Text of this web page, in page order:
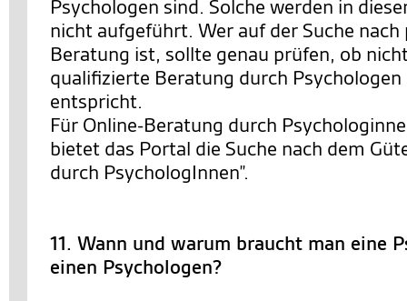
Psychologen sind. Solche werden in
nicht aufgeführt. Wer auf der Suche
Beratung ist, sollte genau prüfen, ob
qualifizierte Beratung durch
entspricht.
Für Online-Beratung durch
bietet das Portal die Suche nach dem
durch PsychologInnen”.
11. Wann und warum braucht man eine
einen Psychologen?